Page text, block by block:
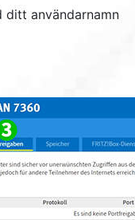
ditt användarnamn